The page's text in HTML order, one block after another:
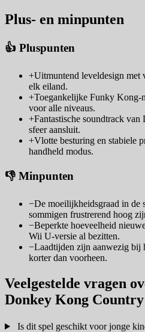
Plus- en minpunten
👍 Pluspunten
+Uitmuntend leveldesign met
elk eiland.
+Toegankelijke Funky Kong-
voor alle niveaus.
+Fantastische soundtrack
sfeer aansluit.
+Vlotte besturing en stabiele
handheld modus.
👎 Minpunten
−De moeilijkheidsgraad in de
sommigen frustrerend hoog
−Beperkte hoeveelheid
Wii U-versie al bezitten.
−Laadtijden zijn aanwezig bij
korter dan voorheen.
Veelgestelde vragen
Donkey Kong
Is dit spel geschikt voor jonge